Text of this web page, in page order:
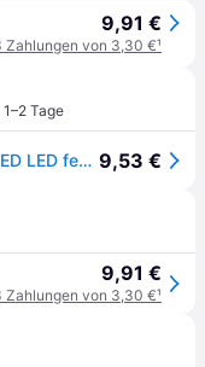
9,91 €
Zahlungen von 3,30 €¹
1–2 Tage
Nordlux Renton LED-Unterbauleuchte LED LED fest eingebaut 4W Warmweiß Weiß 9,53 €
9,91 €
Zahlungen von 3,30 €¹